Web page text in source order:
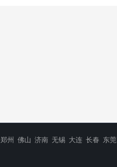
郑州 佛山 济南 无锡 大连 长春 东莞